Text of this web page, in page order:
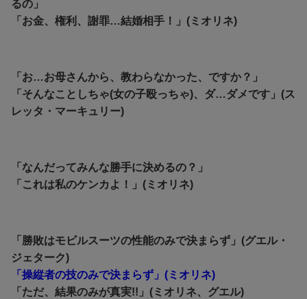
るの」
「お金、権利、謝罪…結婚相手！」(ミオリネ)
「お…お母さんから、教わらなかった、ですか？」
「そんなことしちゃ(女の子殴っちゃ)、ダ…ダメです」(ス
レッタ・マーキュリー)
「なんだってみんな勝手に決めるの？」
「これは私のケンカよ！」(ミオリネ)
「勝敗はモビルスーツの性能のみで決まらず」(グエル・
ジェターク)
「操縦者の技のみで決まらず」(ミオリネ)
「ただ、結果のみが真実!!」(ミオリネ、グエル)